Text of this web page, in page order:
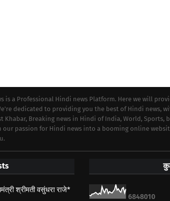
is a Professional Hindi news Platform. Here we will
dedicated to providing you the best of Hindi news,
Khabar, Breaking news in Hindi of India, World, Sports,
passion for Hindi news into a booming online
श्रीमती वसुंधरा राजे*
6848010